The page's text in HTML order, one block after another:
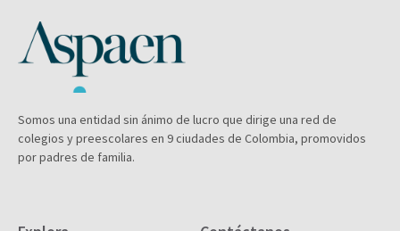
Somos una entidad sin ánimo de lucro que dirige una red de
colegios y preescolares en 9 ciudades de Colombia, promovidos
por padres de familia.